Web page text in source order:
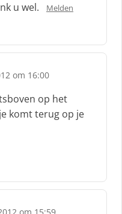
u wel. Melden
om 16:00
op het
komt terug op je
om 15:59